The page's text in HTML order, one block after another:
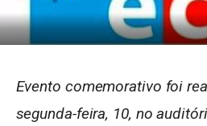
Evento comemorativo foi
segunda-feira, 10, no